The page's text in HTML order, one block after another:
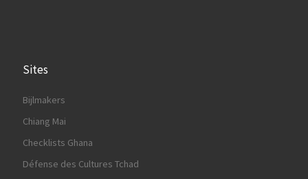
Sites
Bijlmakers
Chiang Mai
Checklists Ghana
Défense des Cultures Tchad